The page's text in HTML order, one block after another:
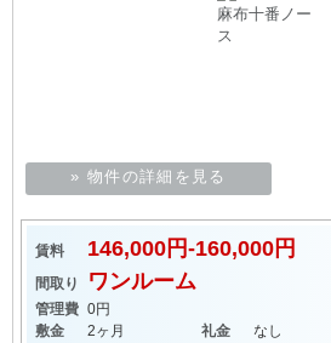
» 物件の詳細を見る
賃料 146,000円-160,000円
間取り ワンルーム
管理費 0円
敷金
2ヶ月 礼金 なし